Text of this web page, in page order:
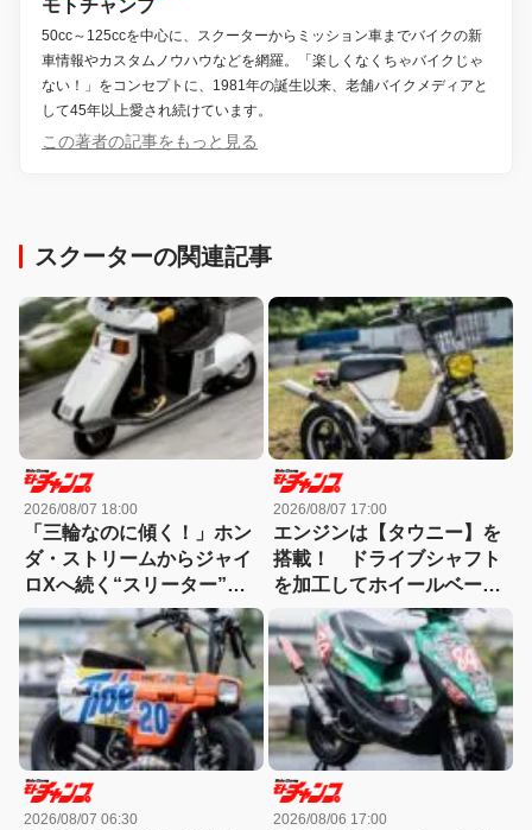
モトチャンプ
50cc～125ccを中心に、スクーターからミッション車までバイクの新
車情報やカスタムノウハウなどを網羅。「楽しくなくちゃバイクじゃ
ない！」をコンセプトに、1981年の誕生以来、老舗バイクメディアと
して45年以上愛され続けています。
この著者の記事をもっと見る
スクーターの関連記事
2026/08/07 18:00
「三輪なのに傾く！」ホン
ダ・ストリームからジャイ
ロXへ続く“スリーター”の
世界【ミニバイク名車】
2026/08/07 17:00
エンジンは【タウニー】を
搭載！ ドライブシャフト
を加工してホイールベース
をストレッチした【マリッ
ク】
2026/08/07 06:30 2026/08/06 17:00